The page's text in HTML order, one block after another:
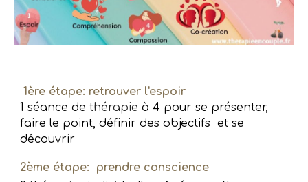
1ère étape: retrouver l'espoir
1 séance dethérapie à 4 pour se présenter,
faire le point, définir des objectifs et se
découvrir
2ème étape: prendre conscience